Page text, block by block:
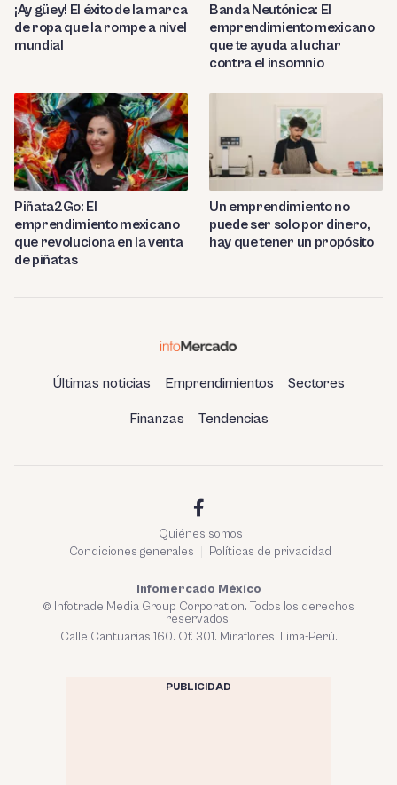
¡Ay güey! El éxito de la marca
de ropa que la rompe a nivel
mundial
Banda Neutónica: El
emprendimiento mexicano
que te ayuda a luchar
contra el insomnio
Piñata2Go: El
emprendimiento mexicano
que revoluciona en la venta
de piñatas
Un emprendimiento no
puede ser solo por dinero,
hay que tener un propósito
Últimas noticias Emprendimientos Sectores
Finanzas Tendencias
Quiénes somos
Condiciones generales
Políticas de privacidad
Infomercado México
© Infotrade Media Group Corporation. Todos los derechos
reservados.
Calle Cantuarias 160. Of. 301. Miraflores, Lima-Perú.
PUBLICIDAD